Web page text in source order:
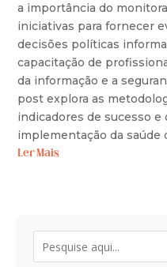
a importância do
iniciativas para fornecer
decisões políticas
capacitação de
da informação e a
post explora as
indicadores de sucesso
implementação da saúde
Ler Mais